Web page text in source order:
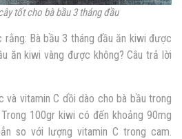
tốt cho bà bầu 3 tháng đầu
Bà bầu 3 tháng đầu ăn kiwi được
ăn kiwi vàng được không? Câu trả lời
và vitamin C dồi dào cho bà bầu trong
100gr kiwi có đến khoảng 90mg
so với lượng vitamin C trong cam.